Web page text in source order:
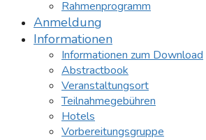
Rahmenprogramm
Anmeldung
Informationen
Informationen zum Download
Abstractbook
Veranstaltungsort
Teilnahmegebühren
Hotels
Vorbereitungsgruppe